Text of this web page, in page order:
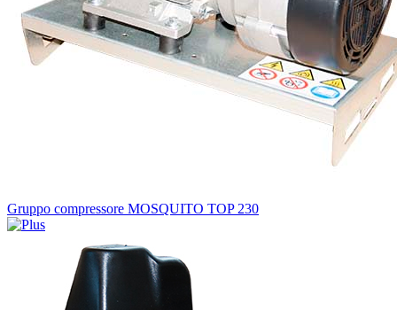
Gruppo compressore MOSQUITO TOP 230